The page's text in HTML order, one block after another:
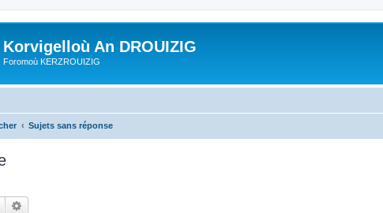
Korvigelloù An DROUIZIG
Foromoù KERZROUIZIG
Sujets sans réponse
Rechercher